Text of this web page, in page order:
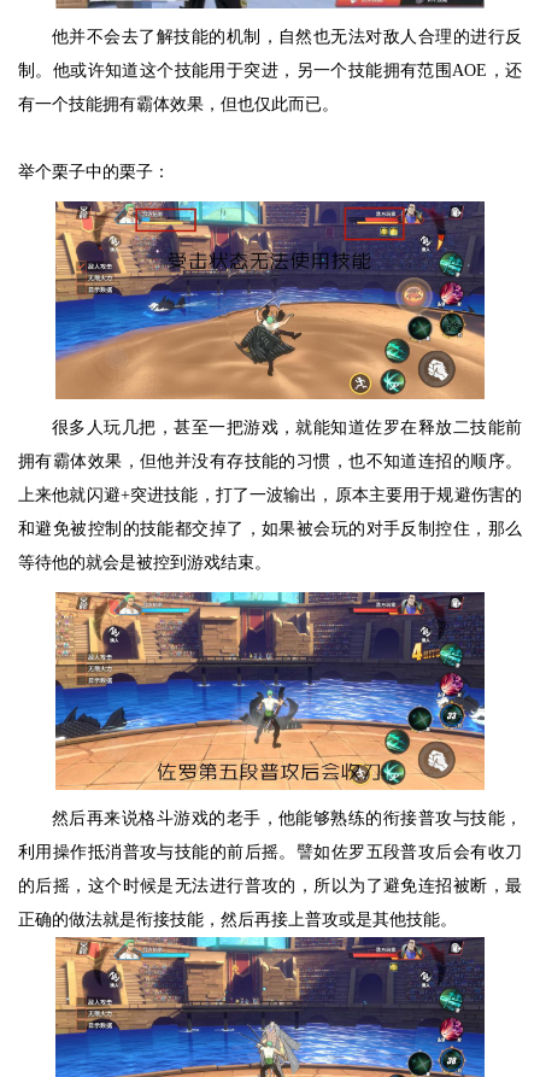
他并不会去了解技能的机制，自然也无法对敌人合理的进行反
制。他或许知道这个技能用于突进，另一个技能拥有范围AOE，还
有一个技能拥有霸体效果，但也仅此而已。
举个栗子中的栗子：
很多人玩几把，甚至一把游戏，就能知道佐罗在释放二技能前
拥有霸体效果，但他并没有存技能的习惯，也不知道连招的顺序。
上来他就闪避+突进技能，打了一波输出，原本主要用于规避伤害的
和避免被控制的技能都交掉了，如果被会玩的对手反制控住，那么
等待他的就会是被控到游戏结束。
然后再来说格斗游戏的老手，他能够熟练的衔接普攻与技能，
利用操作抵消普攻与技能的前后摇。譬如佐罗五段普攻后会有收刀
的后摇，这个时候是无法进行普攻的，所以为了避免连招被断，最
正确的做法就是衔接技能，然后再接上普攻或是其他技能。